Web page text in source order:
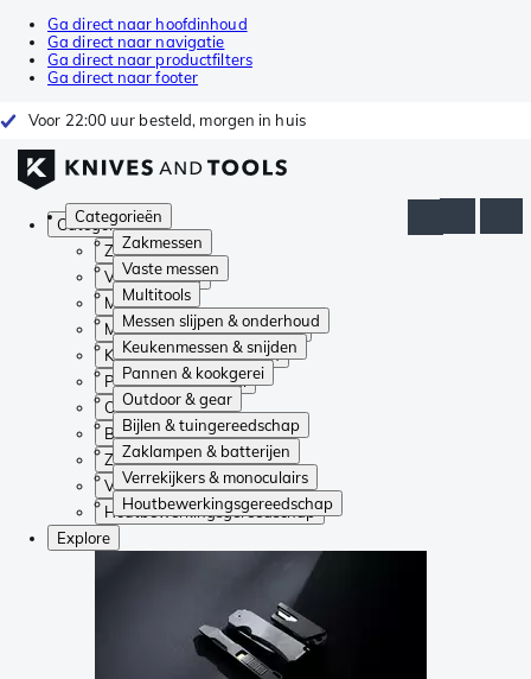
Ga direct naar hoofdinhoud
Ga direct naar navigatie
Ga direct naar productfilters
Ga direct naar footer
Voor 22:00 uur besteld, morgen in huis
Categorieën
Zakmessen
Vaste messen
Multitools
Messen slijpen & onderhoud
Keukenmessen & snijden
Pannen & kookgerei
Outdoor & gear
Bijlen & tuingereedschap
Zaklampen & batterijen
Verrekijkers & monoculairs
Houtbewerkingsgereedschap
Categorieën
Zakmessen
Vaste messen
Multitools
Messen slijpen & onderhoud
Keukenmessen & snijden
Pannen & kookgerei
Outdoor & gear
Bijlen & tuingereedschap
Zaklampen & batterijen
Verrekijkers & monoculairs
Houtbewerkingsgereedschap
Explore